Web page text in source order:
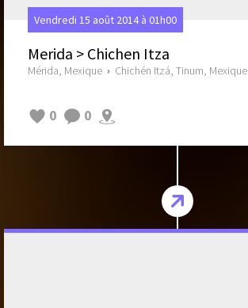
Vendredi 15 août 2014 à 01h00
Merida > Chichen Itza
Mérida, Mexique › Chichén Itzá, Tinum, Mexique
0 0